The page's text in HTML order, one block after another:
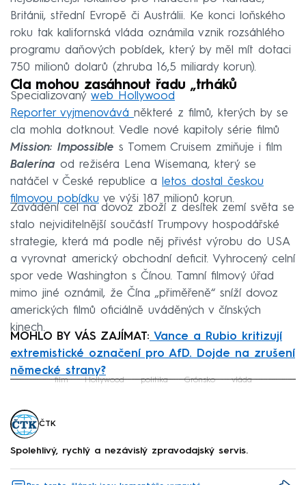
Británii, střední Evropě či Austrálii. Ke konci loňského
roku tak kalifornská vláda oznámila vznik rozsáhlého
programu daňových pobídek, který by měl mít dotaci
750 milionů dolarů (zhruba 16,5 miliardy korun).
Cla mohou zasáhnout řadu „trháků
Specializovaný web Hollywood
Reporter vyjmenovává některé z filmů, kterých by se
cla mohla dotknout. Vedle nové kapitoly série filmů
Mission: Impossible s Tomem Cruisem zmiňuje i film
Balerína od režiséra Lena Wisemana, který se
natáčel v České republice a
letos dostal českou
filmovou pobídku ve výši 187 milionů korun.
Zavádění cel na dovoz zboží z desítek zemí světa se
stalo nejviditelnější součástí Trumpovy hospodářské
strategie, která má podle něj přivést výrobu do USA
a vyrovnat americký obchodní deficit. Vyhrocený celní
spor vede Washington s Čínou. Tamní filmový úřad
mimo jiné oznámil, že Čína „přiměřeně“ sníží dovoz
amerických filmů oficiálně uváděných v čínských
kinech.
MOHLO BY VÁS ZAJÍMAT: Vance a Rubio kritizují
extremistické označení pro AfD. Dojde na zrušení
německé strany?
film Hollywood politika Grónsko vláda
ČTK
Spolehlivý, rychlý a nezávislý zpravodajský servis.